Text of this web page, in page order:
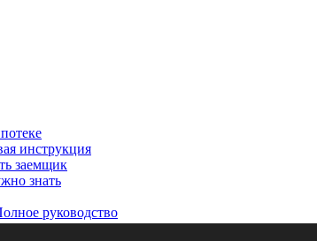
инструкция
заемщик
знать
руководство